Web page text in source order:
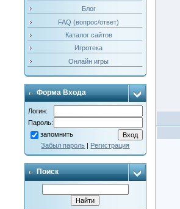
Блог
FAQ (вопрос/ответ)
Каталог сайтов
Игротека
Онлайн игры
Форма Входа
Логин:
Пароль:
запомнить
Забыл пароль | Регистрация
Поиск